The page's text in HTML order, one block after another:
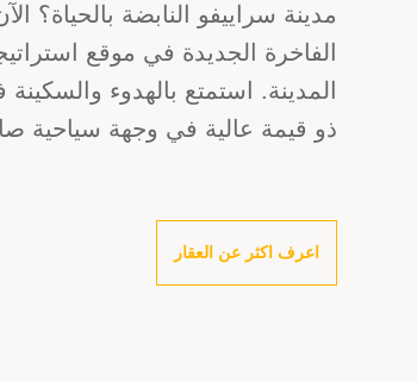
مدينة سراييفو النابضة
الفاخرة الجديدة في موقع
المدينة. استمتع بالهدوء
ذو قيمة عالية في وجهة سياحية
اعرف اكثر عن العقار